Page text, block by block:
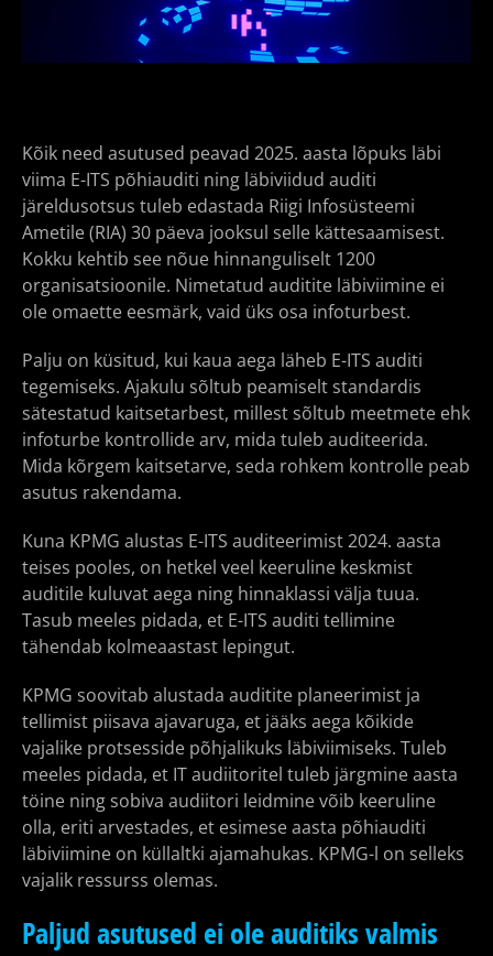
Kõik need asutused peavad 2025. aasta lõpuks läbi
viima E-ITS põhiauditi ning läbiviidud auditi
järeldusotsus tuleb edastada Riigi Infosüsteemi
Ametile (RIA) 30 päeva jooksul selle kättesaamisest.
Kokku kehtib see nõue hinnanguliselt 1200
organisatsioonile. Nimetatud auditite läbiviimine ei
ole omaette eesmärk, vaid üks osa infoturbest.
Palju on küsitud, kui kaua aega läheb E-ITS auditi
tegemiseks. Ajakulu sõltub peamiselt standardis
sätestatud kaitsetarbest, millest sõltub meetmete ehk
infoturbe kontrollide arv, mida tuleb auditeerida.
Mida kõrgem kaitsetarve, seda rohkem kontrolle peab
asutus rakendama.
Kuna KPMG alustas E-ITS auditeerimist 2024. aasta
teises pooles, on hetkel veel keeruline keskmist
auditile kuluvat aega ning hinnaklassi välja tuua.
Tasub meeles pidada, et E-ITS auditi tellimine
tähendab kolmeaastast lepingut.
KPMG soovitab alustada auditite planeerimist ja
tellimist piisava ajavaruga, et jääks aega kõikide
vajalike protsesside põhjalikuks läbiviimiseks. Tuleb
meeles pidada, et IT audiitoritel tuleb järgmine aasta
töine ning sobiva audiitori leidmine võib keeruline
olla, eriti arvestades, et esimese aasta põhiauditi
läbiviimine on küllaltki ajamahukas. KPMG-l on selleks
vajalik ressurss olemas.
Paljud asutused ei ole auditiks valmis